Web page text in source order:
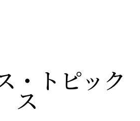
・トピック
ス